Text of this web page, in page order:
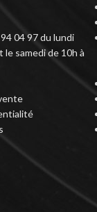
04 97 du lundi
le samedi de 10h à